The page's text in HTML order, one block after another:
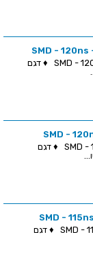
משווה - 2 ערוצים - SMD - 120ns - 2.7V-5V ♦ דגם
משווה - ערוץ 1 - SMD - 120ns - 2.7V-5V ♦ דגם
משווה - ערוץ 1 - SMD - 115ns - 3.5V-30V ♦ דגם